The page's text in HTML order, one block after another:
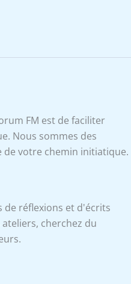
FM est de faciliter
Nous sommes des
de votre chemin initiatique.
de réflexions et d'écrits
cherchez du